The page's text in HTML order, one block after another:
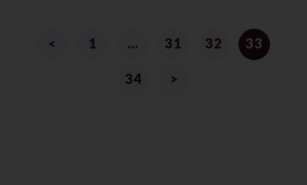
< 1 … 31 32 33
34 >